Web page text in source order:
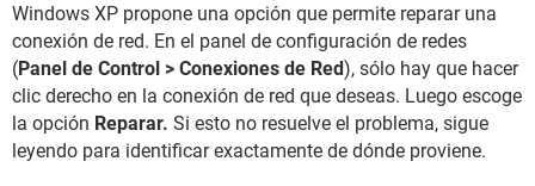
Windows XP propone una opción que permite reparar una
conexión de red. En el panel de configuración de redes
(Panel de Control > Conexiones de Red), sólo hay que hacer
clic derecho en la conexión de red que deseas. Luego escoge
la opción Reparar. Si esto no resuelve el problema, sigue
leyendo para identificar exactamente de dónde proviene.